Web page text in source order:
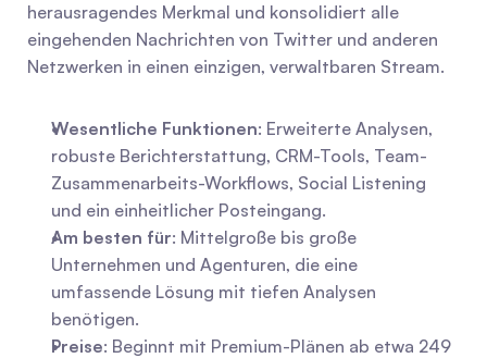
herausragendes Merkmal und konsolidiert alle
eingehenden Nachrichten von Twitter und anderen
Netzwerken in einen einzigen, verwaltbaren Stream.
Wesentliche Funktionen: Erweiterte Analysen,
robuste Berichterstattung, CRM-Tools, Team-
Zusammenarbeits-Workflows, Social Listening
und ein einheitlicher Posteingang.
Am besten für: Mittelgroße bis große
Unternehmen und Agenturen, die eine
umfassende Lösung mit tiefen Analysen
benötigen.
Preise: Beginnt mit Premium-Plänen ab etwa 249